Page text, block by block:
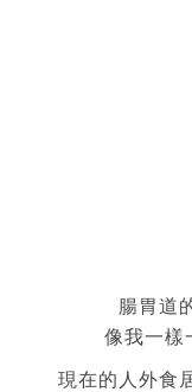
腸胃道
像我一樣
現在的人外食